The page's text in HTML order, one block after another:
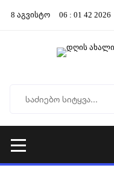
8 აგვისტო 06 : 01 42 2026